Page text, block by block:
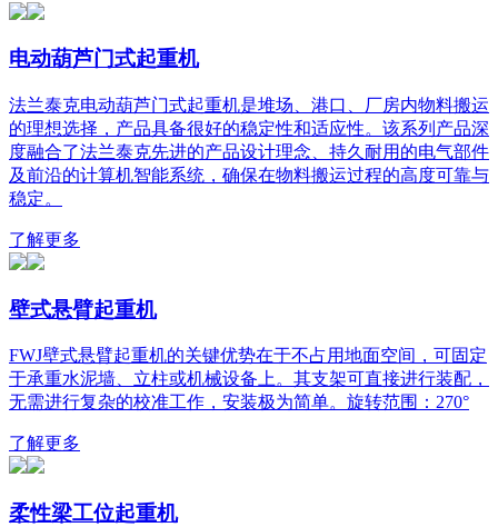
电动葫芦门式起重机
法兰泰克电动葫芦门式起重机是堆场、港口、厂房内物料搬运
的理想选择，产品具备很好的稳定性和适应性。该系列产品深
度融合了法兰泰克先进的产品设计理念、持久耐用的电气部件
及前沿的计算机智能系统，确保在物料搬运过程的高度可靠与
稳定。
了解更多
壁式悬臂起重机
FWJ壁式悬臂起重机的关键优势在于不占用地面空间，可固定
于承重水泥墙、立柱或机械设备上。其支架可直接进行装配，
无需进行复杂的校准工作，安装极为简单。旋转范围：270°
了解更多
柔性梁工位起重机